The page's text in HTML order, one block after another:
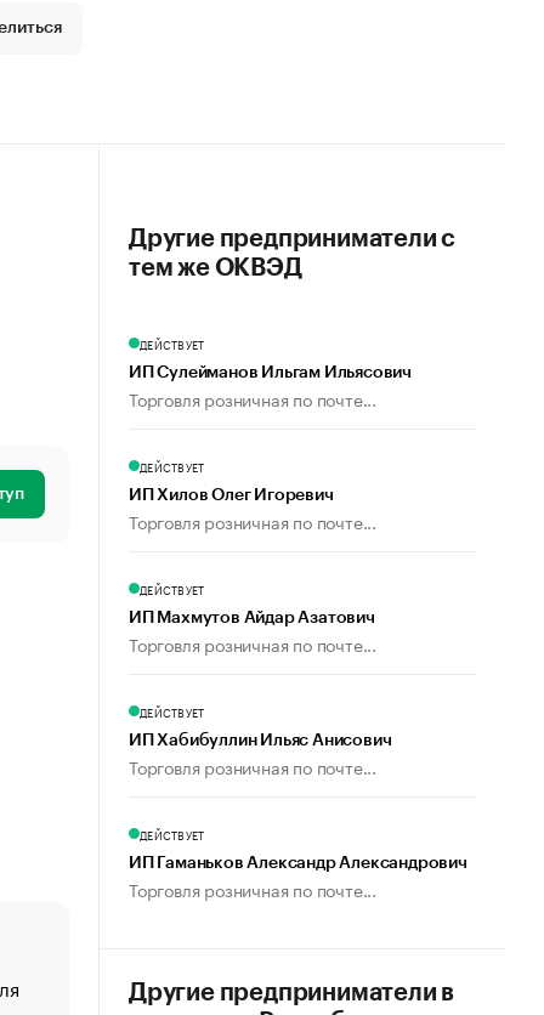
«От спорта тело стареет иначе». Как живет глава
Другие предприниматели с
тем же ОКВЭД
ДЕЙСТВУЕТ
ИП Сулейманов Ильгам Ильясович
Торговля розничная по почте...
ДЕЙСТВУЕТ
ИП Хилов Олег Игоревич
Торговля розничная по почте...
ДЕЙСТВУЕТ
ИП Махмутов Айдар Азатович
Торговля розничная по почте...
ДЕЙСТВУЕТ
ИП Хабибуллин Ильяс Анисович
Торговля розничная по почте...
ДЕЙСТВУЕТ
ИП Гаманьков Александр Александрович
Торговля розничная по почте...
Другие предприниматели в